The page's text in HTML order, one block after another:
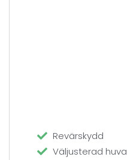
Revärskydd
Väljusterad huva